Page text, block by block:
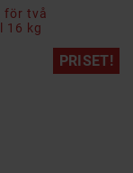
för två
16 kg
PRISET!